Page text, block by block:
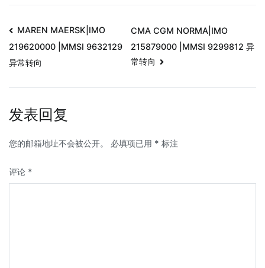
MAREN MAERSK|IMO
219620000 |MMSI 9632129
异常转向
CMA CGM NORMA|IMO
215879000 |MMSI 9299812 异
常转向
发表回复
您的邮箱地址不会被公开。 必填项已用 * 标注
评论 *